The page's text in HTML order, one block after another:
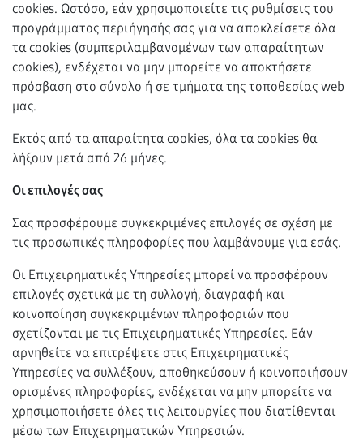
cookies. Ωστόσο, εάν χρησιμοποιείτε τις ρυθμίσεις του
προγράμματος περιήγησής σας για να αποκλείσετε όλα
τα cookies (συμπεριλαμβανομένων των απαραίτητων
cookies), ενδέχεται να μην μπορείτε να αποκτήσετε
πρόσβαση στο σύνολο ή σε τμήματα της τοποθεσίας web
μας.
Εκτός από τα απαραίτητα cookies, όλα τα cookies θα
λήξουν μετά από 26 μήνες.
Οι επιλογές σας
Σας προσφέρουμε συγκεκριμένες επιλογές σε σχέση με
τις προσωπικές πληροφορίες που λαμβάνουμε για εσάς.
Οι Επιχειρηματικές Υπηρεσίες μπορεί να προσφέρουν
επιλογές σχετικά με τη συλλογή, διαγραφή και
κοινοποίηση συγκεκριμένων πληροφοριών που
σχετίζονται με τις Επιχειρηματικές Υπηρεσίες. Εάν
αρνηθείτε να επιτρέψετε στις Επιχειρηματικές
Υπηρεσίες να συλλέξουν, αποθηκεύσουν ή κοινοποιήσουν
ορισμένες πληροφορίες, ενδέχεται να μην μπορείτε να
χρησιμοποιήσετε όλες τις λειτουργίες που διατίθενται
μέσω των Επιχειρηματικών Υπηρεσιών.